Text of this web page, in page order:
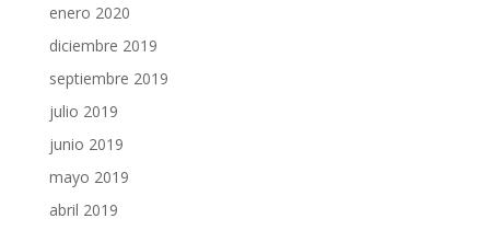
enero 2020
diciembre 2019
septiembre 2019
julio 2019
junio 2019
mayo 2019
abril 2019